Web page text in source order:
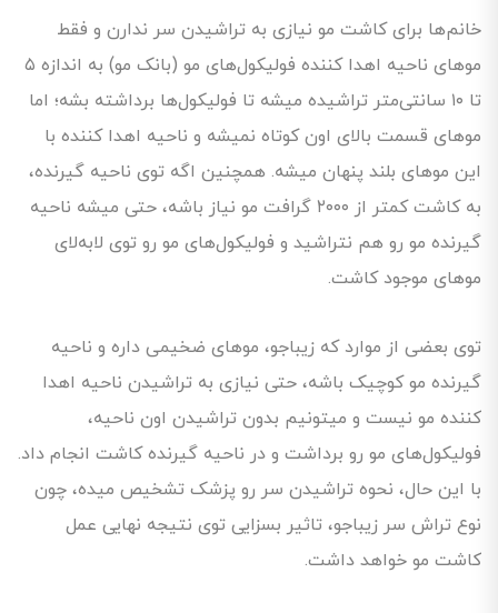
خانم‌ها برای کاشت مو نیازی به تراشیدن سر ندارن و فقط
موهای ناحیه اهدا کننده فولیکول‌های مو (بانک مو) به اندازه ۵
تا ۱۰ سانتی‌متر تراشیده میشه تا فولیکول‌ها برداشته بشه؛ اما
موهای قسمت بالای اون کوتاه نمیشه و ناحیه اهدا کننده با
این موهای بلند پنهان میشه. همچنین اگه توی ناحیه گیرنده،
به کاشت کمتر از ۲۰۰۰ گرافت مو نیاز باشه، حتی میشه ناحیه
گیرنده مو رو هم نتراشید و فولیکول‌های مو رو توی لابه‌لای
موهای موجود کاشت.
توی بعضی از موارد که زیباجو، موهای ضخیمی داره و ناحیه
گیرنده مو کوچیک باشه، حتی نیازی به تراشیدن ناحیه اهدا
کننده مو نیست و میتونیم بدون تراشیدن اون ناحیه،
فولیکول‌های مو رو برداشت و در ناحیه گیرنده کاشت انجام داد.
با این حال، نحوه تراشیدن سر رو پزشک تشخیص میده، چون
نوع تراش سر زیباجو، تاثیر بسزایی توی نتیجه نهایی عمل
کاشت مو خواهد داشت.